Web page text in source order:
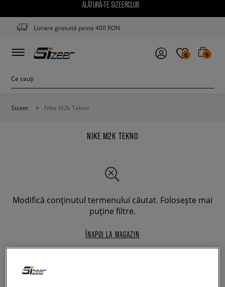
ALĂTURĂ-TE SIZEERCLUB
Livrare gratuită peste 400 RON
0 0
Sizeer > Nike M2k Tekno
NIKE M2K TEKNO
Modifică conținutul termenului căutat. Folosește mai
puține filtre.
ÎNAPOI LA MAGAZIN